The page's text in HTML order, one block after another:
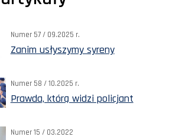
Numer 57 / 09.2025 r.
Zanim usłyszymy syreny
Numer 58 / 10.2025 r.
Prawda, którą widzi policjant
Numer 15 / 03.2022